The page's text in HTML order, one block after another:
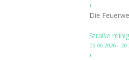
)
Die
Straße
09.06.2026 -
)